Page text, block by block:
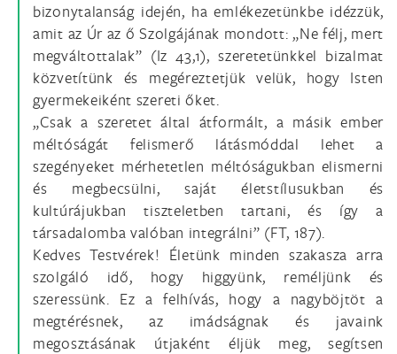
bizonytalanság idején, ha emlékezetünkbe idézzük,
amit az Úr az ő Szolgájának mondott: „Ne félj, mert
megváltottalak” (Iz 43,1), szeretetünkkel bizalmat
közvetítünk és megéreztetjük velük, hogy Isten
gyermekeiként szereti őket.
„Csak a szeretet által átformált, a másik ember
méltóságát felismerő látásmóddal lehet a
szegényeket mérhetetlen méltóságukban elismerni
és megbecsülni, saját életstílusukban és
kultúrájukban tiszteletben tartani, és így a
társadalomba valóban integrálni” (FT, 187).
Kedves Testvérek! Életünk minden szakasza arra
szolgáló idő, hogy higgyünk, reméljünk és
szeressünk. Ez a felhívás, hogy a nagyböjtöt a
megtérésnek, az imádságnak és javaink
megosztásának útjaként éljük meg, segítsen